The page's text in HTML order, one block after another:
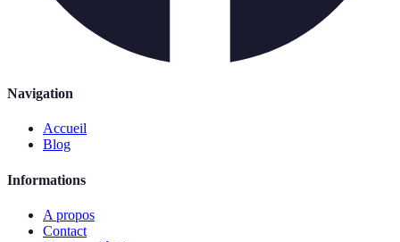
Navigation
Accueil
Blog
Informations
A propos
Contact